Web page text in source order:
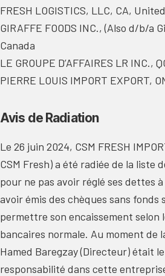
FRESH LOGISTICS, LLC, CA,
GIRAFFE FOODS INC., (Also d/b/a
Canada
LE GROUPE D’AFFAIRES LR INC.,
PIERRE LOUIS IMPORT EXPORT,
Avis de Radiation
Le 26 juin 2024, CSM FRESH
CSM Fresh) a été radiée de la liste
pour ne pas avoir réglé ses dettes
avoir émis des chèques sans
permettre son encaissement selon
bancaires normale. Au moment de
Hamed Baregzay (Directeur) était
responsabilité dans cette